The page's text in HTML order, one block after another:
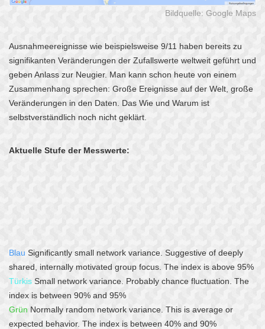
Bildquelle: Google Maps
Ausnahmeereignisse wie beispielsweise 9/11 haben bereits zu
signifikanten Veränderungen der Zufallswerte weltweit geführt und
geben Anlass zur Neugier. Man kann schon heute von einem
Zusammenhang sprechen: Große Ereignisse auf der Welt, große
Veränderungen in den Daten. Das Wie und Warum ist
selbstverständlich noch nicht geklärt.
Aktuelle Stufe der Messwerte:
Blau Significantly small network variance. Suggestive of deeply
shared, internally motivated group focus. The index is above 95%
Türkis Small network variance. Probably chance fluctuation. The
index is between 90% and 95%
Grün Normally random network variance. This is average or
expected behavior. The index is between 40% and 90%